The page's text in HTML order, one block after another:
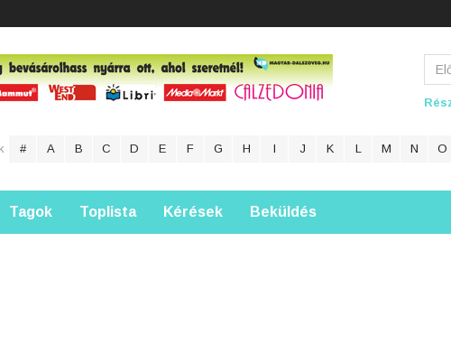
# A B C D E F G H I J K L M N O
Tagok Toplista Kérések Beküldés